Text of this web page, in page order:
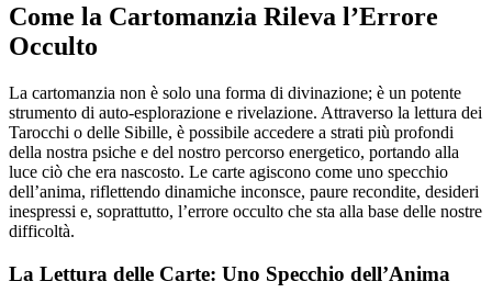
Come la Cartomanzia Rileva l’Errore
Occulto
La cartomanzia non è solo una forma di divinazione; è un potente
strumento di auto-esplorazione e rivelazione. Attraverso la lettura dei
Tarocchi o delle Sibille, è possibile accedere a strati più profondi
della nostra psiche e del nostro percorso energetico, portando alla
luce ciò che era nascosto. Le carte agiscono come uno specchio
dell’anima, riflettendo dinamiche inconsce, paure recondite, desideri
inespressi e, soprattutto, l’errore occulto che sta alla base delle nostre
difficoltà.
La Lettura delle Carte: Uno Specchio dell’Anima